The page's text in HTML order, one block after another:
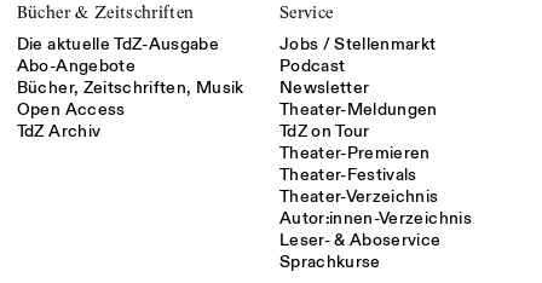
Bücher & Zeitschriften
Die aktuelle TdZ-Ausgabe
Abo-Angebote
Bücher, Zeitschriften, Musik
Open Access
TdZ Archiv
Service
Jobs / Stellenmarkt
Podcast
Newsletter
Theater-Meldungen
TdZ on Tour
Theater-Premieren
Theater-Festivals
Theater-Verzeichnis
Autor:innen-Verzeichnis
Leser- & Aboservice
Sprachkurse